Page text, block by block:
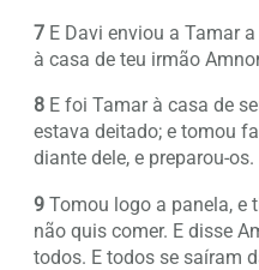
7 E Davi enviou a Tamar
à casa de teu irmão
8 E foi Tamar à casa de
estava deitado; e tomou
diante dele, e preparou-os.
9 Tomou logo a panela, e
não quis comer. E disse
todos. E todos se saíram